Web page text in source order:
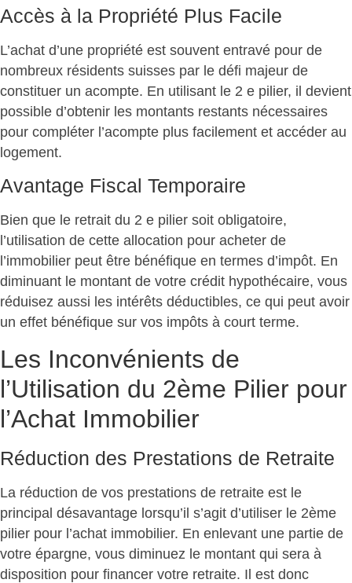
Accès à la Propriété Plus Facile
L’achat d’une propriété est souvent entravé pour de
nombreux résidents suisses par le défi majeur de
constituer un acompte. En utilisant le 2 e pilier, il devient
possible d’obtenir les montants restants nécessaires
pour compléter l’acompte plus facilement et accéder au
logement.
Avantage Fiscal Temporaire
Bien que le retrait du 2 e pilier soit obligatoire,
l’utilisation de cette allocation pour acheter de
l’immobilier peut être bénéfique en termes d’impôt. En
diminuant le montant de votre crédit hypothécaire, vous
réduisez aussi les intérêts déductibles, ce qui peut avoir
un effet bénéfique sur vos impôts à court terme.
Les Inconvénients de
l’Utilisation du 2ème Pilier pour
l’Achat Immobilier
Réduction des Prestations de Retraite
La réduction de vos prestations de retraite est le
principal désavantage lorsqu’il s’agit d’utiliser le 2ème
pilier pour l’achat immobilier. En enlevant une partie de
votre épargne, vous diminuez le montant qui sera à
disposition pour financer votre retraite. Il est donc